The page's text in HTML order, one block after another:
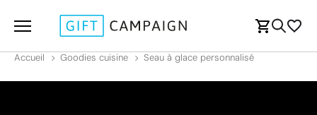
Accueil Goodies cuisine Seau à glace personnalisé